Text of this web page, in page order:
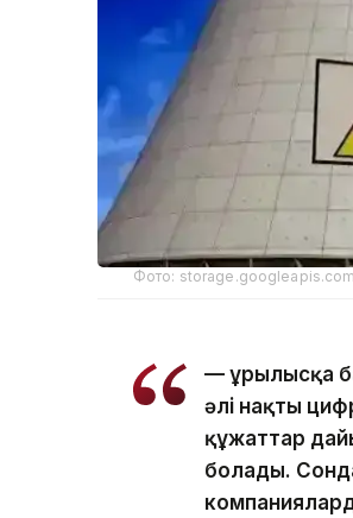
Фото: storage.googleapis.com
— Құрылысқа
әлі нақты
құжаттар
болады.